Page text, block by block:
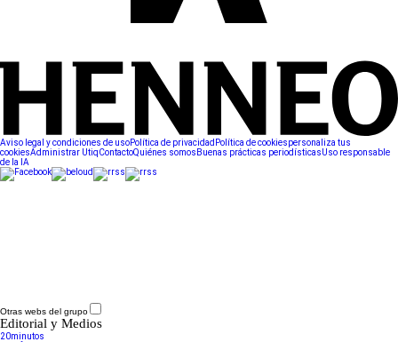
Aviso legal y condiciones de usoPolítica de privacidad Política de cookiespersonaliza tus
cookiesAdministrar UtiqContactoQuiénes somos Buenas prácticas periodísticasUso responsable
de la IA
Otras webs del grupo
Editorial y Medios
20minutos